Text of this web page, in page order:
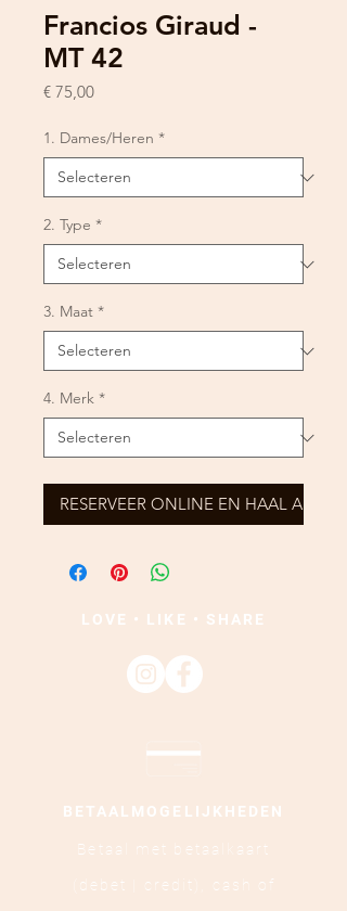
Francios Giraud -
MT 42
€ 75,00Prijs
1. Dames/Heren *
2. Type *
3. Maat *
4. Merk *
RESERVEER ONLINE EN HAAL AF
LOVE • LIKE • SHARE
BETAALMOGELIJKHEDEN
Betaal met betaalkaart
(debet | credit), cash of